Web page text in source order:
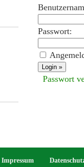
Passwort:
Passwort
Impressum